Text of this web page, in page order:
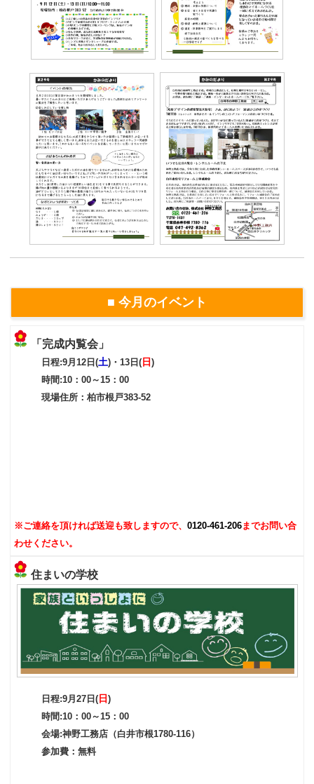
■ 今月のイベント
「完成内覧会」
日程:9月12日(土)・13日( 日)
時間:10：00～15：00
現場住所：柏市根戸383-52
※ご連絡を頂ければ送迎も致しますので、0120-461-206までお問い合
わせください。
住まいの学校
日程:9月27日( 日)
時間:10：00～15：00
会場:神野工務店（白井市根1780-116）
参加費：無料